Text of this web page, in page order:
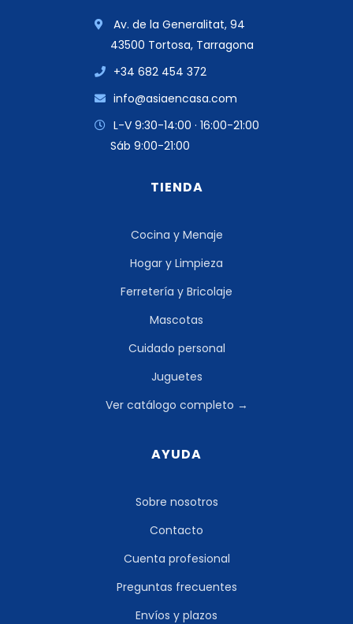
Av. de la Generalitat, 94
43500 Tortosa, Tarragona
+34 682 454 372
info@asiaencasa.com
L-V 9:30-14:00 · 16:00-21:00
Sáb 9:00-21:00
TIENDA
Cocina y Menaje
Hogar y Limpieza
Ferretería y Bricolaje
Mascotas
Cuidado personal
Juguetes
Ver catálogo completo →
AYUDA
Sobre nosotros
Contacto
Cuenta profesional
Preguntas frecuentes
Envíos y plazos